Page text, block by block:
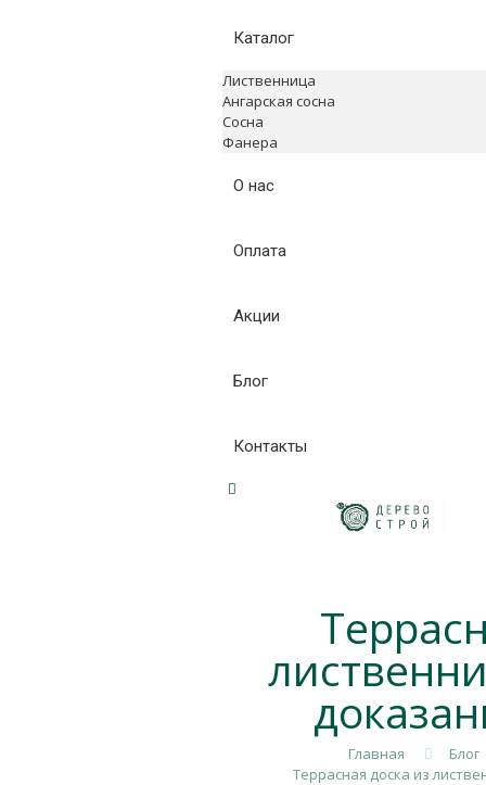
Каталог
Лиственница
Ангарская сосна
Сосна
Фанера
О нас
Оплата
Акции
Блог
Контакты
Главная
Блог
Террасная доска из